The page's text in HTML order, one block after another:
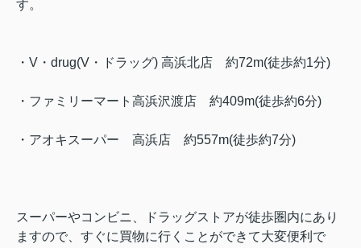
す。
・ V・drug(V・ドラッグ) 高浜北店 約72m(徒歩約1分)
・ ファミリーマート高浜沢渡店 約409m(徒歩約6分)
・ アオキスーパー 高浜店 約557m(徒歩約7分)
スーパーやコンビニ、ドラッグストアが徒歩圏内にあり
ますので、すぐに買物に行くことができて大変便利で